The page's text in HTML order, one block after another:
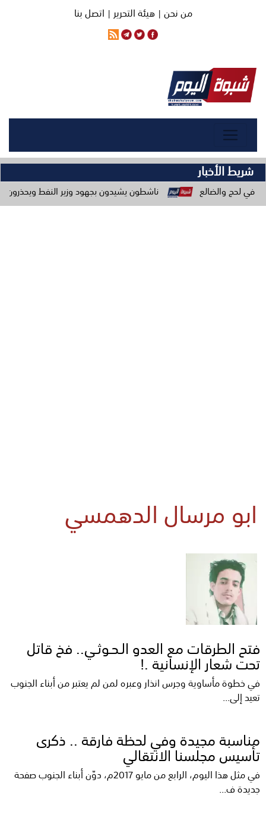
من نحن |هيئة التحرير | اتصل بنا
شريط الأخبار
ناشطون يشيدون بجهود وزير النفط ويحذرون من حملات
ابو مرسال الدهمسي
فتح الطرقات مع العدو الـحـوثـي.. فخ قاتل
تحت شعار الإنسانية .!
في خطوة مأساوية وجرس انذار وعبره لمن لم يعتبر من أبناء الجنوب
تعيد إلى...
مناسبة مجيدة وفي لحظة فارقة .. ذكرى
تأسيس مجلسنا الانتقالي
في مثل هذا اليوم، الرابع من مايو 2017م، دوّن أبناء الجنوب صفحة
جديدة ف...